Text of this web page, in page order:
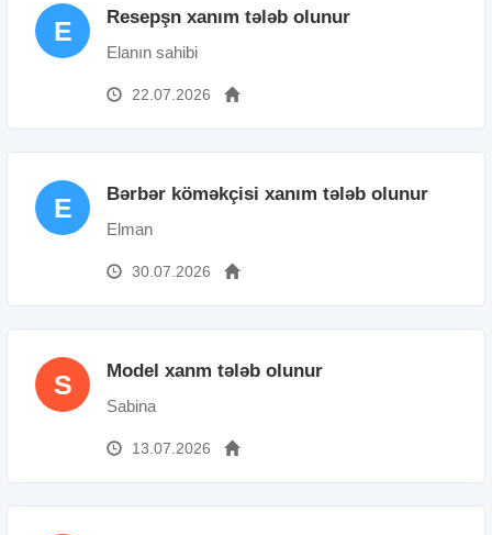
E Resepşn xanım tələb olunur
Elanın sahibi
22.07.2026
E Bərbər köməkçisi xanım tələb olunur
Elman
30.07.2026
S Model xanm tələb olunur
Sabina
13.07.2026